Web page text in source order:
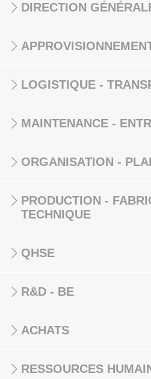
DIRECTION
LOGISTIQUE -
MAINTENANCE -
ORGANISATION -
PRODUCTION -
TECHNIQUE
QHSE
R&D - BE
ACHATS
RESSOURCES